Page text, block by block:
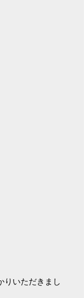
りいただきまし